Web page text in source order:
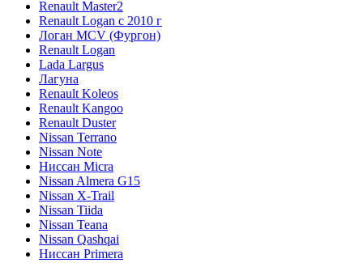
Renault Master2
Renault Logan c 2010 г
Логан МСV (Фургон)
Renault Logan
Lada Largus
Лагуна
Renault Koleos
Renault Kangoo
Renault Duster
Nissan Terrano
Nissan Note
Ниссан Micra
Nissan Almera G15
Nissan X-Trail
Nissan Tiida
Nissan Teana
Nissan Qashqai
Ниссан Primera